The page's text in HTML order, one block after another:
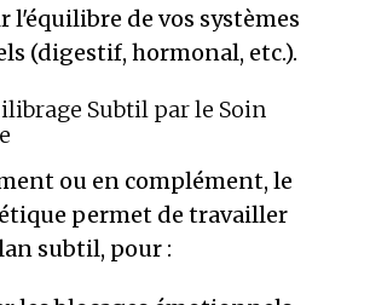
l'équilibre de vos systèmes
(digestif, hormonal, etc.).
Subtil par le Soin
ou en complément, le
permet de travailler
subtil, pour :